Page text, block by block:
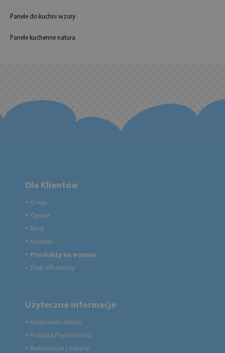
Panele do kuchni wzory
Panele kuchenne natura
Dla Klientów
● O nas
● Opinie
● Blog
● Kontakt
● Produkty na wymiar
● Druk offsetowy
Użyteczne informacje
● Regulamin sklepu
● Polityka Prywatności
● Reklamacje i zwroty